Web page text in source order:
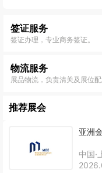
签证服务
签证办理，专业商务签证。
物流服务
展品物流，负责清关及展位配
推荐展会
亚洲
中国·